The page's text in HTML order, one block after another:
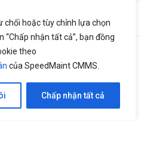
chối hoặc tùy chỉnh lựa chọn
“Chấp nhận tất cả”, bạn đồng
theo
của SpeedMaint CMMS.
Chấp nhận tất cả
dữ liệu cá nhân